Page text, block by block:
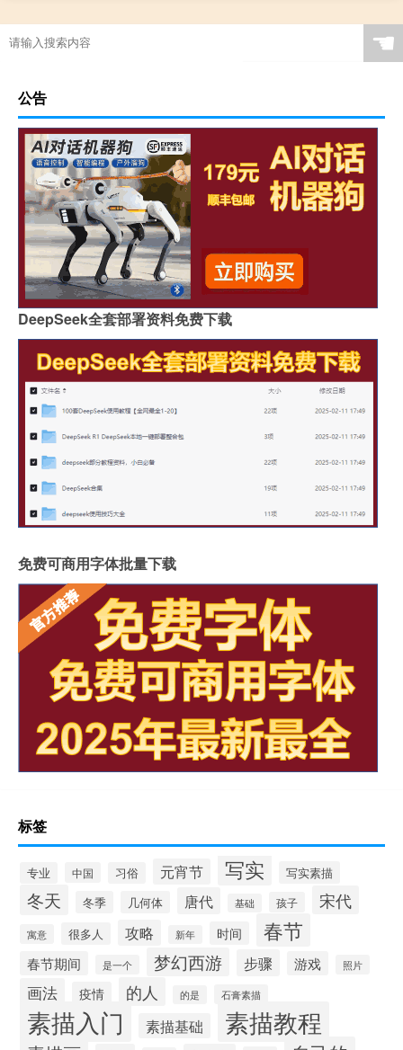
☚
公告
DeepSeek全套部署资料免费下载
免费可商用字体批量下载
标签
专业 中国 习俗 元宵节 写实 写实素描
冬天 冬季 几何体 唐代 基础 孩子 宋代
寓意 很多人 攻略 新年 时间 春节
春节期间 是一个 梦幻西游 步骤 游戏 照片
画法 疫情 的人 的是 石膏素描
素描入门 素描基础 素描教程